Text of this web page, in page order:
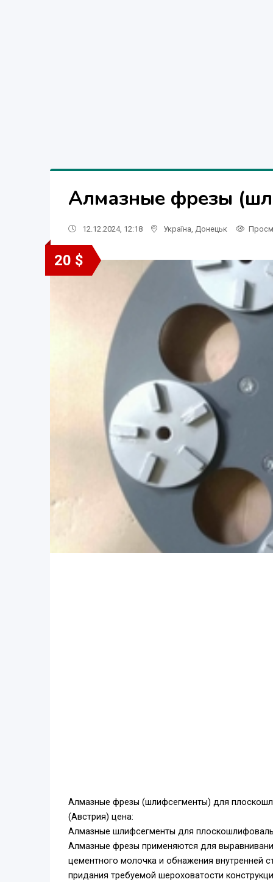
Алмазные фрезы
12.12.2024, 12:18 Україна Донецьк
20 $
Алмазные фрезы (шлифсегменты) для
(Австрия) цена:
Алмазные шлифсегменты для
Алмазные фрезы применяются для
цементного молочка и обнажения внутренней
придания требуемой шероховатости